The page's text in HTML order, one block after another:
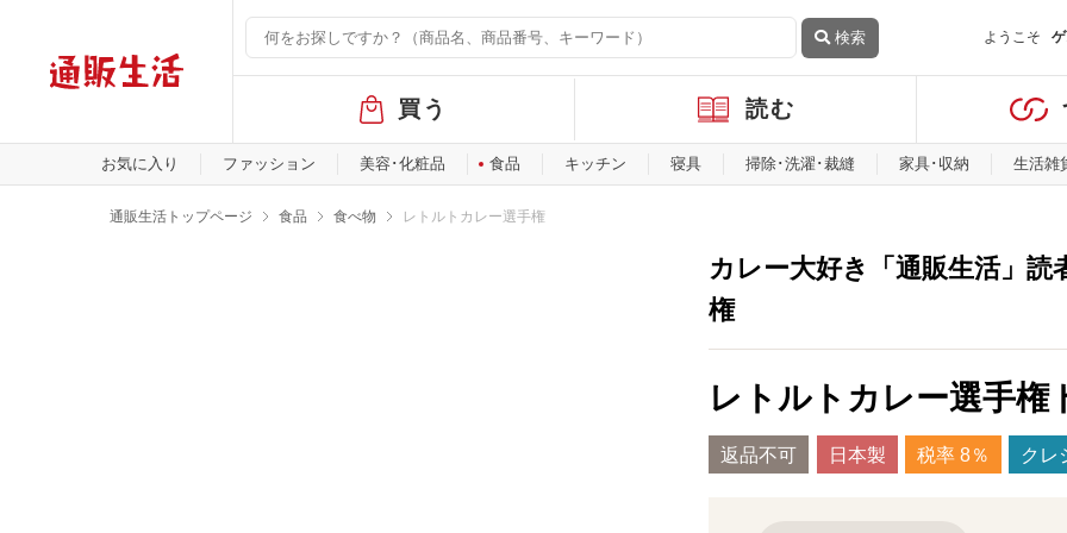
検索 ようこそ
バ
ル
メ
買う 読む
お気に入り ファッション 美容･化粧品 食品 キッチン 寝具 掃除･洗濯･裁縫 家具･収納 生活雑
通販生活トップページ 食品 食べ物 レトルトカレー選手権
カレー大好き「通販生活」
権
レトルトカレー選手権
返品不可 日本製 税率 8％ クレ